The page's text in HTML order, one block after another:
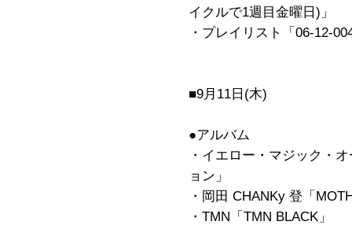
イクルで1週目金曜日)」
・プレイリスト「06-12-
■9月11日(木)
●アルバム
・イエロー・マジック・
ョン」
・岡田 CHANKy 登「
・TMN「TMN BLACK」